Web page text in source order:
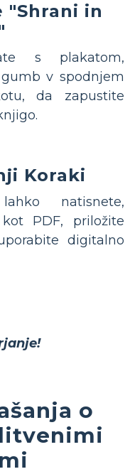
"Shrani in
s plakatom,
v spodnjem
da zapustite
Koraki
natisnete,
PDF, priložite
digitalno
o